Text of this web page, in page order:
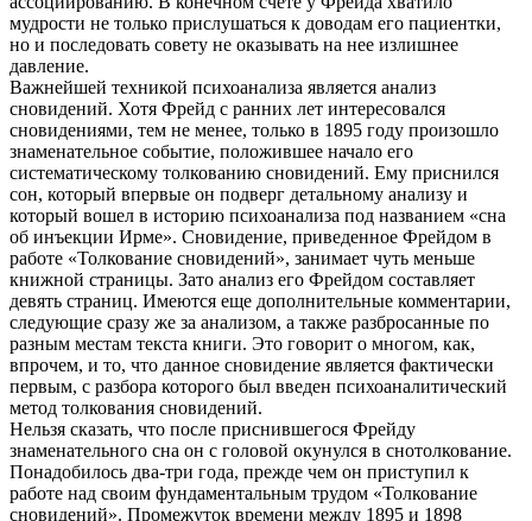
мудрости не только прислушаться к доводам его пациентки,
но и последовать совету не оказывать на нее излишнее
давление.
Важнейшей техникой психоанализа является анализ
сновидений. Хотя Фрейд с ранних лет интересовался
сновидениями, тем не менее, только в 1895 году произошло
знаменательное событие, положившее начало его
систематическому толкованию сновидений. Ему приснился
сон, который впервые он подверг детальному анализу и
который вошел в историю психоанализа под названием «сна
об инъекции Ирме». Сновидение, приведенное Фрейдом в
работе «Толкование сновидений», занимает чуть меньше
книжной страницы. Зато анализ его Фрейдом составляет
девять страниц. Имеются еще дополнительные комментарии,
следующие сразу же за анализом, а также разбросанные по
разным местам текста книги. Это говорит о многом, как,
впрочем, и то, что данное сновидение является фактически
первым, с разбора которого был введен психоаналитический
метод толкования сновидений.
Нельзя сказать, что после приснившегося Фрейду
знаменательного сна он с головой окунулся в снотолкование.
Понадобилось два-три года, прежде чем он приступил к
работе над своим фундаментальным трудом «Толкование
сновидений». Промежуток времени между 1895 и 1898